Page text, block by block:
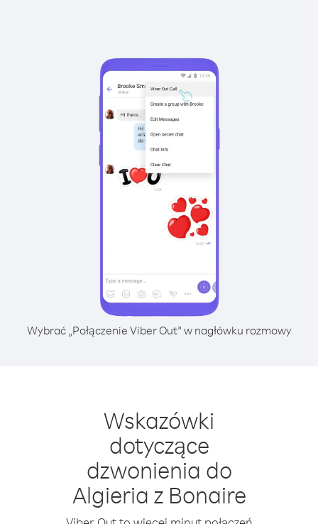
Wybrać „Połączenie Viber Out” w nagłówku rozmowy
Wskazówki
dotyczące
dzwonienia do
Algieria z Bonaire